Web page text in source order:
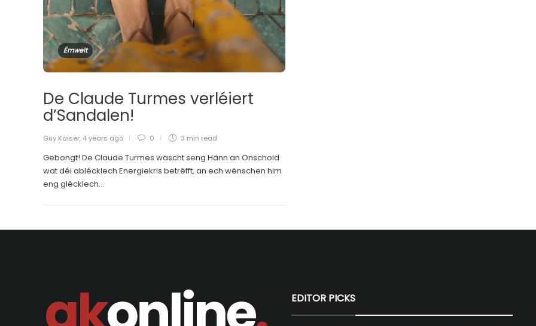
Ëmwelt
De Claude Turmes verléiert
d’Sandalen!
Guy Kaiser, 4 years ago 0 3 min read
Gebongt! De Claude Turmes wäscht seng Hänn an Onschold
wat déi ablécklech Energiekris betrëfft, an ech wënschen him
eng glécklech...
EDITOR PICKS